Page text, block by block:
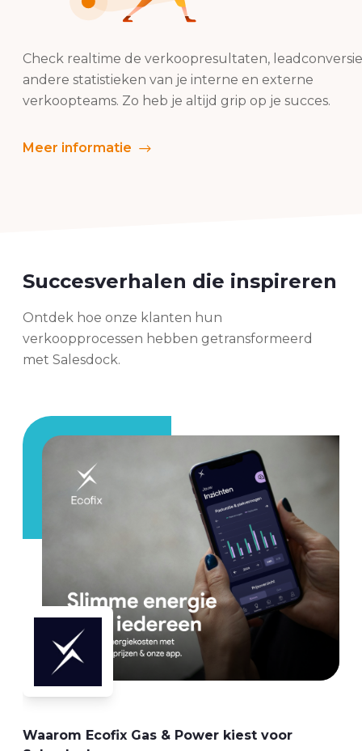
Check realtime de verkoopresultaten, leadconversie
andere statistieken van je interne en externe
verkoopteams. Zo heb je altijd grip op je succes.
Meer informatie
Succesverhalen die inspireren
Ontdek hoe onze klanten hun
verkoopprocessen hebben getransformeerd
met Salesdock.